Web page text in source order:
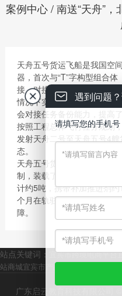
案例中心 / 南送“天舟”
天舟五号货运飞船是我国空
器，首次与“T”字构型组合
接，对接目标达80吨量级，
情况下实施货运飞船交会对
会对接任务备份能力，提高
按照工程总体飞行任务规划
发射天舟二号至天舟五号4
态。
天舟五号货运飞船由中国航
制，装载了航天员系统、空
计约5吨，携带补加推进剂
个月在轨驻留、空间站组装
障。
站点关键词： 宜宾市跨境电商平台
站商城宜宾市产品出海商城服务
广东启云教育科技有限公司 ©
遇到问题
请填写您的手机